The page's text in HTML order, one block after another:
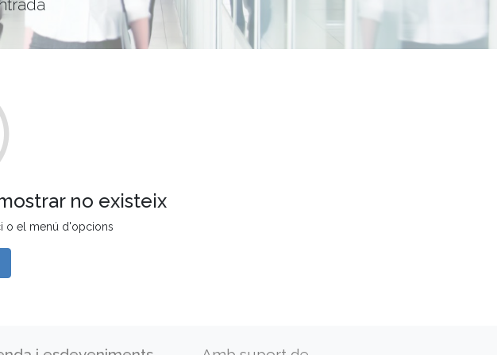
no existeix
o el menú d'opcions